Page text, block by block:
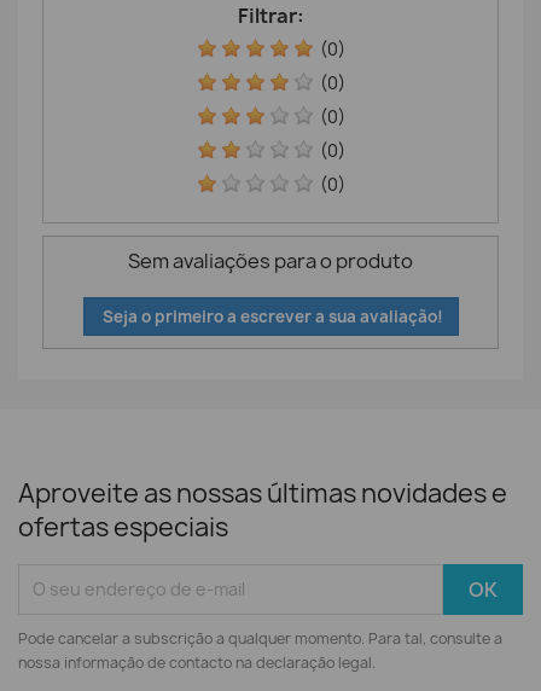
Filtrar:
(0)
(0)
(0)
(0)
(0)
Sem avaliações para o produto
Seja o primeiro a escrever a sua avaliação!
Aproveite as nossas últimas novidades e
ofertas especiais
Pode cancelar a subscrição a qualquer momento. Para tal, consulte a
nossa informação de contacto na declaração legal.